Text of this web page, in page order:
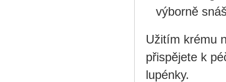
výborně
Užitím krému
přispějete k
lupénky.